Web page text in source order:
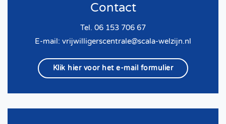
Contact
Tel. 06 153 706 67
E-mail: vrijwilligerscentrale@scala-welzijn.nl
Klik hier voor het e-mail formulier